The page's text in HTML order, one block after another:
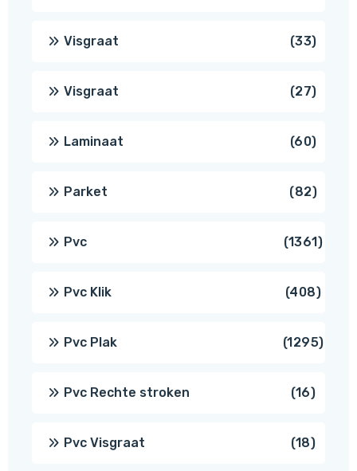
Visgraat 3333
Visgraat 2727
Laminaat 6060
Parket 8282
Pvc 13611361
Pvc Klik 408408
Pvc Plak 12951295
Pvc Rechte stroken 1616
Pvc Visgraat 1818